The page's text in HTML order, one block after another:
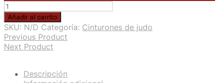
Cinturón
de
judo
marrón
aprobado
Añadir al carrito
SKU: N/D Categoría: Cinturones de judo
Previous Product
Next Product
Descripción